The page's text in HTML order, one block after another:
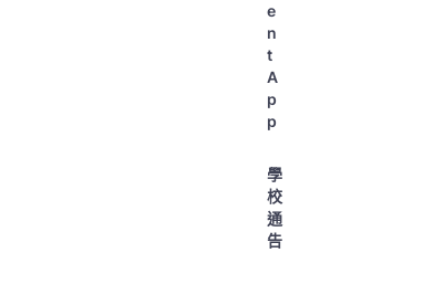
e
n
t
A
p
p
學
校
通
告